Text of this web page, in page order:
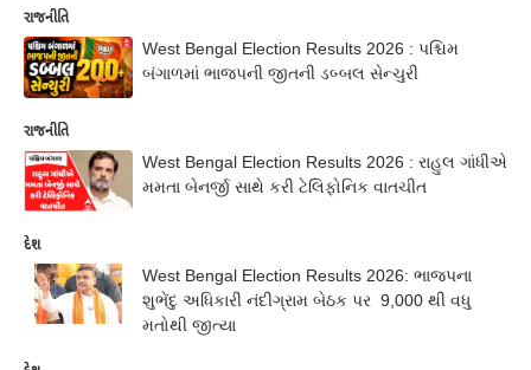
રાજનીતિ
West Bengal Election Results 2026 : પશ્ચિમ
બંગાળમાં ભાજપની જીતની ડબ્બલ સેન્ચુરી
રાજનીતિ
West Bengal Election Results 2026 : રાહુલ ગાંધીએ
મમતા બેનર્જી સાથે કરી ટેલિફોનિક વાતચીત
દેશ
West Bengal Election Results 2026: ભાજપના
શુભેંદુ અધિકારી નંદીગ્રામ બેઠક પર 9,000 થી વધુ
મતોથી જીત્યા